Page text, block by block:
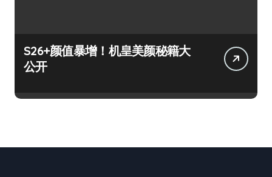
S26+颜值暴增！机皇美颜秘籍大
公开